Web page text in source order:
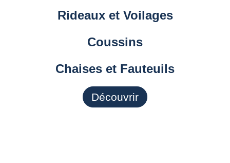
Rideaux et Voilages
Coussins
Chaises et Fauteuils
Découvrir